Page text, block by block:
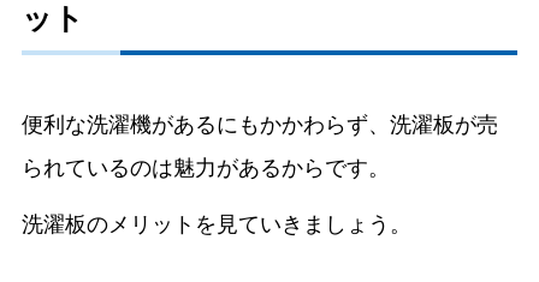
ット
便利な洗濯機があるにもかかわらず、洗濯板が売
られているのは魅力があるからです。
洗濯板のメリットを見ていきましょう。